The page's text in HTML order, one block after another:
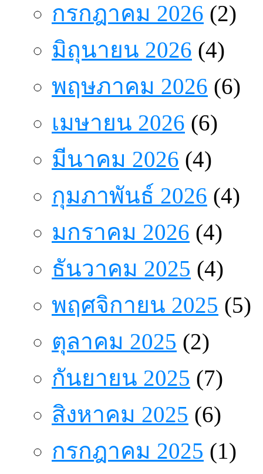
กรกฎาคม 2026 (2)
มิถุนายน 2026 (4)
พฤษภาคม 2026 (6)
เมษายน 2026 (6)
มีนาคม 2026 (4)
กุมภาพันธ์ 2026 (4)
มกราคม 2026 (4)
ธันวาคม 2025 (4)
พฤศจิกายน 2025 (5)
ตุลาคม 2025 (2)
กันยายน 2025 (7)
สิงหาคม 2025 (6)
กรกฎาคม 2025 (1)